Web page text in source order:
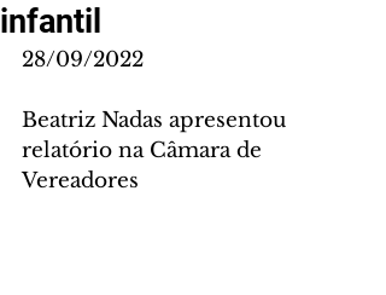
infantil
28/09/2022
Beatriz Nadas apresentou
relatório na Câmara de
Vereadores